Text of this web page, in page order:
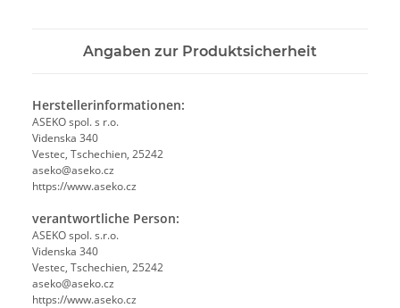
Angaben zur Produktsicherheit
Herstellerinformationen:
ASEKO spol. s r.o.
Videnska 340
Vestec, Tschechien, 25242
aseko@aseko.cz
https://www.aseko.cz
verantwortliche Person:
ASEKO spol. s.r.o.
Videnska 340
Vestec, Tschechien, 25242
aseko@aseko.cz
https://www.aseko.cz